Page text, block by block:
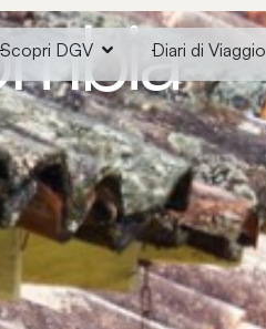
Scopri DGV Diari di Viaggio